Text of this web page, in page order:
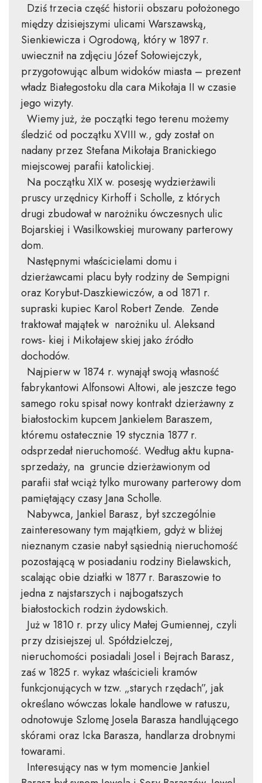
Dziś trzecia część historii obszaru położonego
między dzisiejszymi ulicami Warszawską,
Sienkiewicza i Ogrodową, który w 1897 r.
uwiecznił na zdjęciu Józef Sołowiejczyk,
przygotowując album widoków miasta – prezent
władz Białegostoku dla cara Mikołaja II w czasie
jego wizyty.
Wiemy już, że początki tego terenu możemy
śledzić od początku XVIII w., gdy został on
nadany przez Stefana Mikołaja Branickiego
miejscowej parafii katolickiej.
Na początku XIX w. posesję wydzierżawili
pruscy urzędnicy Kirhoff i Scholle, z których
drugi zbudował w narożniku ówczesnych ulic
Bojarskiej i Wasilkowskiej murowany parterowy
dom.
Następnymi właścicielami domu i
dzierżawcami placu były rodziny de Sempigni
oraz Korybut-Daszkiewiczów, a od 1871 r.
supraski kupiec Karol Robert Zende. Zende
traktował majątek w narożniku ul. Aleksand
rows- kiej i Mikołajew skiej jako źródło
dochodów.
Najpierw w 1874 r. wynajął swoją własność
fabrykantowi Alfonsowi Altowi, ale jeszcze tego
samego roku spisał nowy kontrakt dzierżawny z
białostockim kupcem Jankielem Baraszem,
któremu ostatecznie 19 stycznia 1877 r.
odsprzedał nieruchomość. Według aktu kupna-
sprzedaży, na gruncie dzierżawionym od
parafii stał wciąż tylko murowany parterowy dom
pamiętający czasy Jana Scholle.
Nabywca, Jankiel Barasz, był szczególnie
zainteresowany tym majątkiem, gdyż w bliżej
nieznanym czasie nabył sąsiednią nieruchomość
pozostającą w posiadaniu rodziny Bielawskich,
scalając obie działki w 1877 r. Baraszowie to
jedna z najstarszych i najbogatszych
białostockich rodzin żydowskich.
Już w 1810 r. przy ulicy Małej Gumiennej, czyli
przy dzisiejszej ul. Spółdzielczej,
nieruchomości posiadali Josel i Bejrach Barasz,
zaś w 1825 r. wykaz właścicieli kramów
funkcjonujących w tzw. „starych rzędach”, jak
określano wówczas lokale handlowe w ratuszu,
odnotowuje Szlomę Josela Barasza handlującego
skórami oraz Icka Barasza, handlarza drobnymi
towarami.
Interesujący nas w tym momencie Jankiel